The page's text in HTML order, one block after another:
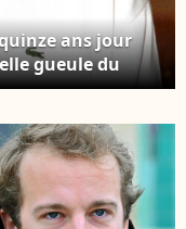
ans jour
gueule du